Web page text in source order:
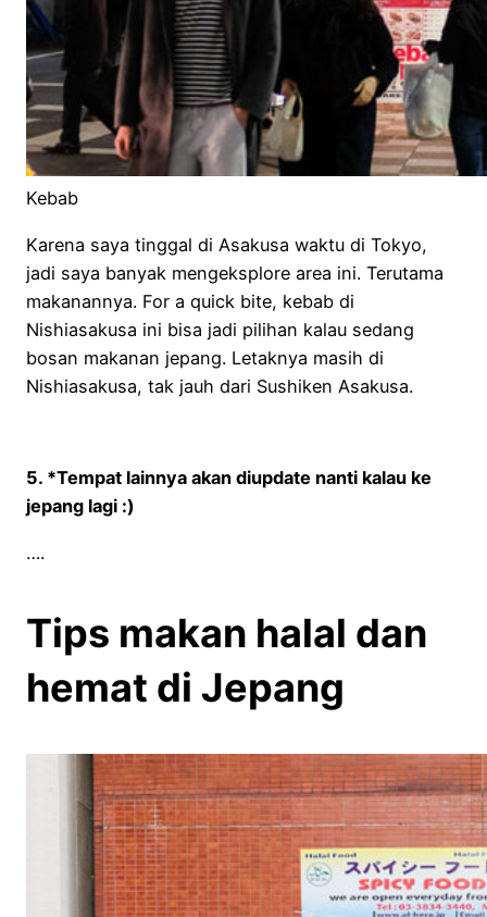
Kebab
Karena saya tinggal di Asakusa waktu di Tokyo,
jadi saya banyak mengeksplore area ini. Terutama
makanannya. For a quick bite, kebab di
Nishiasakusa ini bisa jadi pilihan kalau sedang
bosan makanan jepang. Letaknya masih di
Nishiasakusa, tak jauh dari Sushiken Asakusa.
5. *Tempat lainnya akan diupdate nanti kalau ke
jepang lagi :)
….
Tips makan halal dan
hemat di Jepang